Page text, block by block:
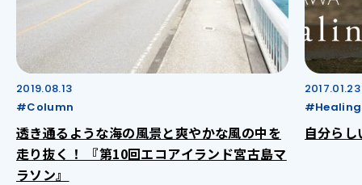
2019.08.13
#Column
透き通るような海の風景と爽やかな風の中を
走り抜く！ 『第10回エコアイランド宮古島マ
ラソン』
2017.01.23
自分ら